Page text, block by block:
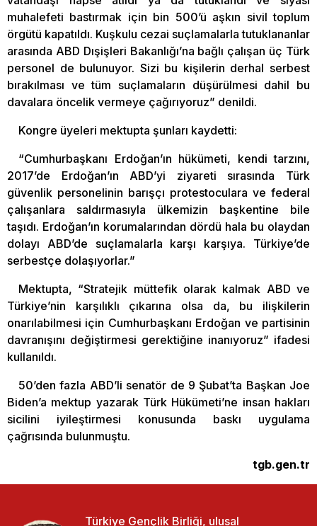
muhalefeti bastırmak için bin 500’ü aşkın sivil toplum
örgütü kapatıldı. Kuşkulu cezai suçlamalarla tutuklananlar
arasında ABD Dışişleri Bakanlığı’na bağlı çalışan üç Türk
personel de bulunuyor. Sizi bu kişilerin derhal serbest
bırakılması ve tüm suçlamaların düşürülmesi dahil bu
davalara öncelik vermeye çağırıyoruz” denildi.
Kongre üyeleri mektupta şunları kaydetti:
“Cumhurbaşkanı Erdoğan’ın hükümeti, kendi tarzını,
2017’de Erdoğan’ın ABD’yi ziyareti sırasında Türk
güvenlik personelinin barışçı protestoculara ve federal
çalışanlara saldırmasıyla ülkemizin başkentine bile
taşıdı. Erdoğan’ın korumalarından dördü hala bu olaydan
dolayı ABD’de suçlamalarla karşı karşıya. Türkiye’de
serbestçe dolaşıyorlar.”
Mektupta, “Stratejik müttefik olarak kalmak ABD ve
Türkiye’nin karşılıklı çıkarına olsa da, bu ilişkilerin
onarılabilmesi için Cumhurbaşkanı Erdoğan ve partisinin
davranışını değiştirmesi gerektiğine inanıyoruz” ifadesi
kullanıldı.
50’den fazla ABD’li senatör de 9 Şubat’ta Başkan Joe
Biden’a mektup yazarak Türk Hükümeti’ne insan hakları
sicilini iyileştirmesi konusunda baskı uygulama
çağrısında bulunmuştu.
tgb.gen.tr
Türkiye Gençlik Birliği, ulusal